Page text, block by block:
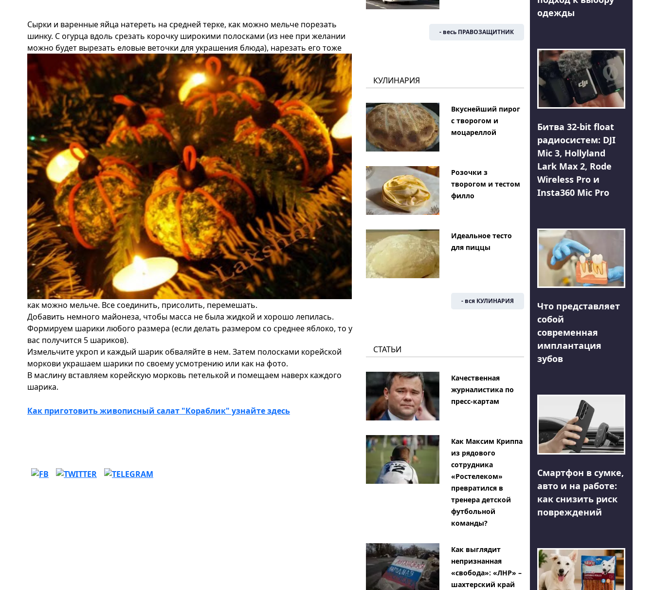
Сырки и варенные яйца натереть на средней терке, как можно мельче порезать
шинку. С огурца вдоль срезать корочку широкими полосками (из нее при желании
можно будет вырезать еловые веточки для украшения блюда), нарезать его тоже
как можно мельче. Все соединить, присолить, перемешать.
Добавить немного майонеза, чтобы масса не была жидкой и хорошо лепилась.
Формируем шарики любого размера (если делать размером со среднее яблоко, то у
вас получится 5 шариков).
Измельчите укроп и каждый шарик обваляйте в нем. Затем полосками корейской
моркови украшаем шарики по своему усмотрению или как на фото.
В маслину вставляем корейскую морковь петелькой и помещаем наверх каждого
шарика.
Как приготовить живописный салат "Кораблик" узнайте здесь
- весь ПРАВОЗАЩИТНИК
КУЛИНАРИЯ
Вкуснейший пирог
с творогом и
моцареллой
Розочки з
творогом и тестом
филло
Идеальное тесто
для пиццы
- вся КУЛИНАРИЯ
СТАТЬИ
Качественная
журналистика по
пресс-картам
Как Максим Криппа
из рядового
сотрудника
«Ростелеком»
превратился в
тренера детской
футбольной
команды?
Как выглядит
непризнанная
«свобода»: «ЛНР» –
шахтерский край
одежды
Битва 32-bit float
радиосистем: DJI
Mic 3, Hollyland
Lark Max 2, Rode
Wireless Pro и
Insta360 Mic Pro
Что представляет
собой
современная
имплантация
зубов
Смартфон в сумке,
авто и на работе:
как снизить риск
повреждений